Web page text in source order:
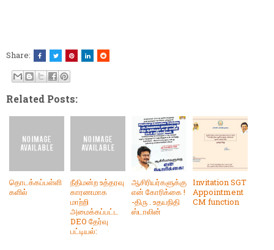
Share:
Related Posts:
தொடக்கப்பள்ளி
களில்
நீதிமன்ற உத்தரவு
காரணமாக
மாற்றி
அமைக்கப்பட்ட
DEO தேர்வு
பட்டியல்:
ஆசிரியர்களுக்கு
என் கோரிக்கை !
-திரு . உதயநிதி
ஸ்டாலின்
Invitation SGT
Appointment
CM function